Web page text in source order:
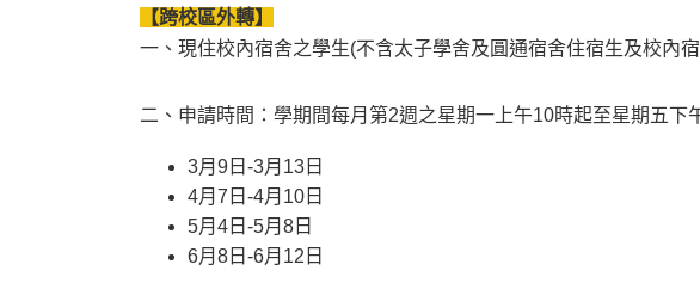
【跨校區外轉】
一、現住校內宿舍之學生(不含太子學舍及圓通宿舍住宿生及校內
二、申請時間：學期間每月第2週之星期一上午10時起至星期五下
3月9日-3月13日
4月7日-4月10日
5月4日-5月8日
6月8日-6月12日